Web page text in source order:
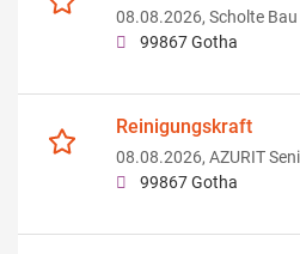
08.08.2026, Scholte
99867 Gotha
Reinigungskraft
08.08.2026, AZURIT
99867 Gotha